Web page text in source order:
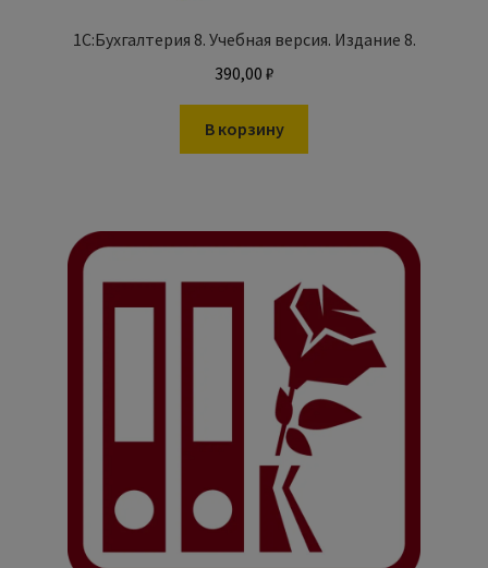
1С:Бухгалтерия 8. Учебная версия. Издание 8.
390,00 ₽
В корзину